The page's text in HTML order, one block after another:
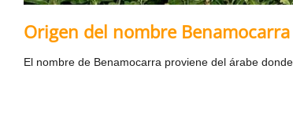
Origen del nombre Benamocarra
El nombre de Benamocarra proviene del árabe